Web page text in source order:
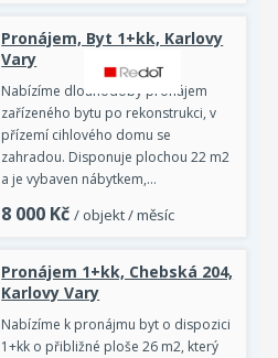
Pronájem, Byt 1+kk, Karlovy
Vary
Nabízíme dlouhodobý pronájem
zařízeného bytu po rekonstrukci, v
přízemí cihlového domu se
zahradou. Disponuje plochou 22 m2
a je vybaven nábytkem,…
8 000 Kč / objekt / měsíc
Pronájem 1+kk, Chebská 204,
Karlovy Vary
Nabízíme k pronájmu byt o dispozici
1+kk o přibližné ploše 26 m2, který